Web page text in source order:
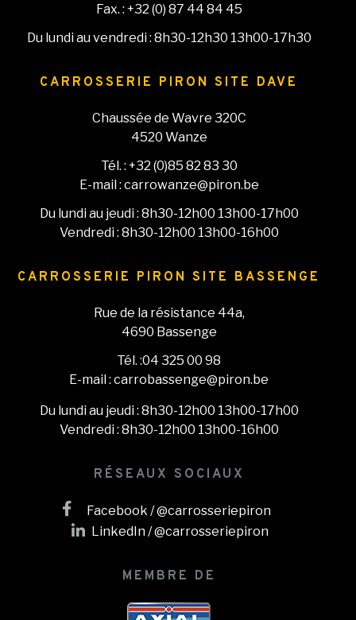
Fax. : +32 (0) 87 44 84 45
Du lundi au vendredi : 8h30-12h30 13h00-17h30
CARROSSERIE PIRON SITE DAVE
Chaussée de Wavre 320C
4520 Wanze
Tél. : +32 (0)85 82 83 30
E-mail : carrowanze@piron.be
Du lundi au jeudi : 8h30-12h00 13h00-17h00
Vendredi : 8h30-12h00 13h00-16h00
CARROSSERIE PIRON SITE BASSENGE
Rue de la résistance 44a,
4690 Bassenge
Tél. :04 325 00 98
E-mail : carrobassenge@piron.be
Du lundi au jeudi : 8h30-12h00 13h00-17h00
Vendredi : 8h30-12h00 13h00-16h00
RÉSEAUX SOCIAUX
Facebook / @carrosseriepiron
LinkedIn / @carrosseriepiron
MEMBRE DE